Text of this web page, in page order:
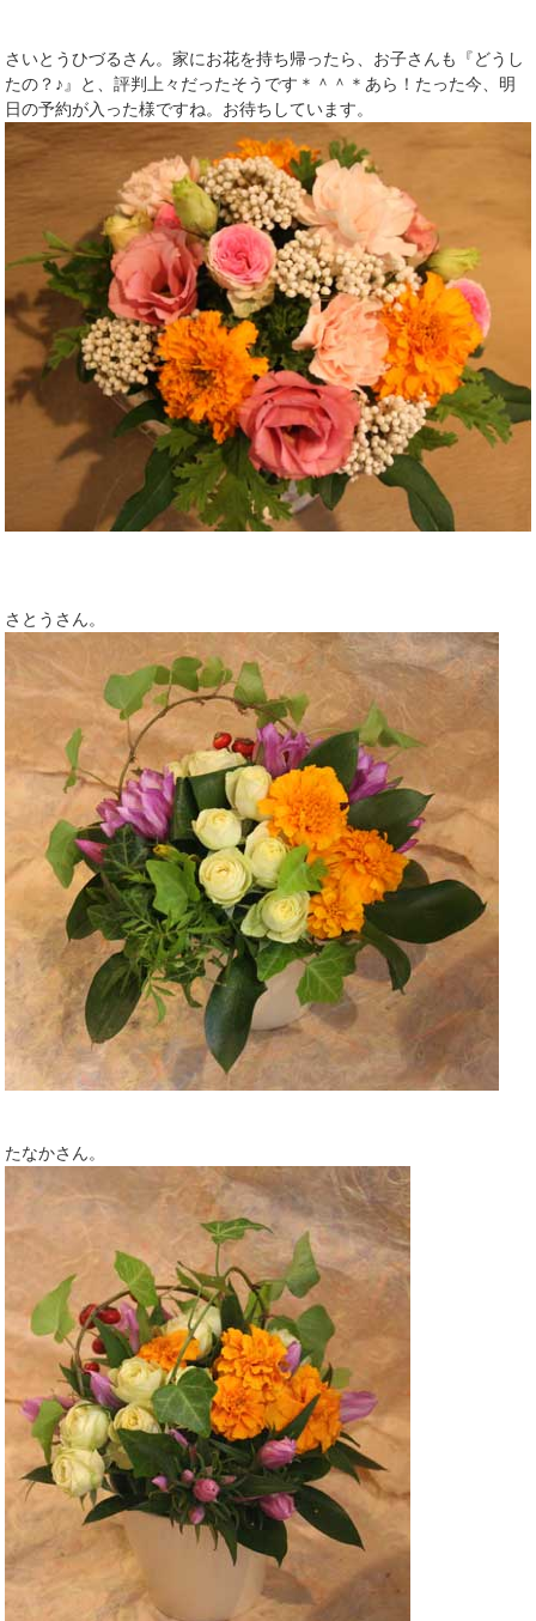
さいとうひづるさん。家にお花を持ち帰ったら、お子さんも『どうし
たの？♪』と、評判上々だったそうです＊＾＾＊あら！たった今、明
日の予約が入った様ですね。お待ちしています。
さとうさん。
たなかさん。